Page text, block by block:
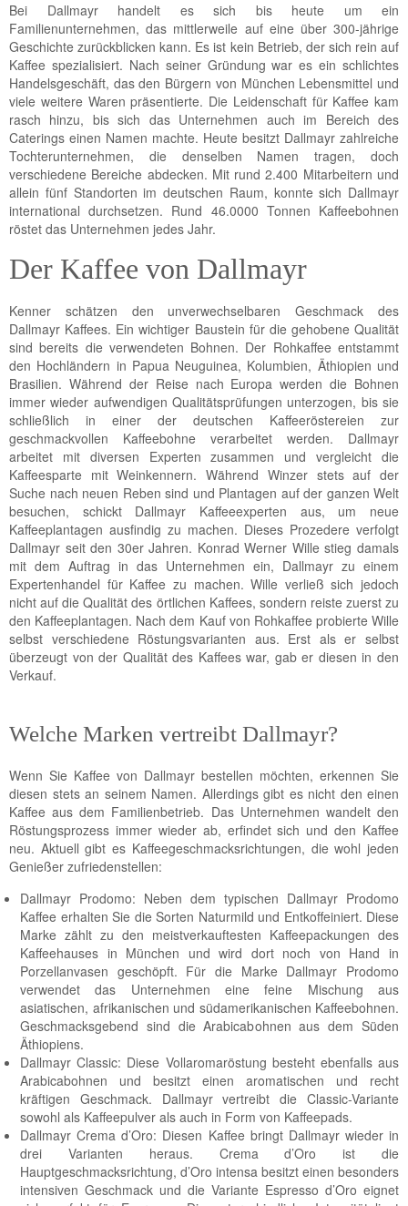
Bei Dallmayr handelt es sich bis heute um ein
Familienunternehmen, das mittlerweile auf eine über 300-jährige
Geschichte zurückblicken kann. Es ist kein Betrieb, der sich rein auf
Kaffee spezialisiert. Nach seiner Gründung war es ein schlichtes
Handelsgeschäft, das den Bürgern von München Lebensmittel und
viele weitere Waren präsentierte. Die Leidenschaft für Kaffee kam
rasch hinzu, bis sich das Unternehmen auch im Bereich des
Caterings einen Namen machte. Heute besitzt Dallmayr zahlreiche
Tochterunternehmen, die denselben Namen tragen, doch
verschiedene Bereiche abdecken. Mit rund 2.400 Mitarbeitern und
allein fünf Standorten im deutschen Raum, konnte sich Dallmayr
international durchsetzen. Rund 46.0000 Tonnen Kaffeebohnen
röstet das Unternehmen jedes Jahr.
Der Kaffee von Dallmayr
Kenner schätzen den unverwechselbaren Geschmack des
Dallmayr Kaffees. Ein wichtiger Baustein für die gehobene Qualität
sind bereits die verwendeten Bohnen. Der Rohkaffee entstammt
den Hochländern in Papua Neuguinea, Kolumbien, Äthiopien und
Brasilien. Während der Reise nach Europa werden die Bohnen
immer wieder aufwendigen Qualitätsprüfungen unterzogen, bis sie
schließlich in einer der deutschen Kaffeeröstereien zur
geschmackvollen Kaffeebohne verarbeitet werden. Dallmayr
arbeitet mit diversen Experten zusammen und vergleicht die
Kaffeesparte mit Weinkennern. Während Winzer stets auf der
Suche nach neuen Reben sind und Plantagen auf der ganzen Welt
besuchen, schickt Dallmayr Kaffeeexperten aus, um neue
Kaffeeplantagen ausfindig zu machen. Dieses Prozedere verfolgt
Dallmayr seit den 30er Jahren. Konrad Werner Wille stieg damals
mit dem Auftrag in das Unternehmen ein, Dallmayr zu einem
Expertenhandel für Kaffee zu machen. Wille verließ sich jedoch
nicht auf die Qualität des örtlichen Kaffees, sondern reiste zuerst zu
den Kaffeeplantagen. Nach dem Kauf von Rohkaffee probierte Wille
selbst verschiedene Röstungsvarianten aus. Erst als er selbst
überzeugt von der Qualität des Kaffees war, gab er diesen in den
Verkauf.
Welche Marken vertreibt Dallmayr?
Wenn Sie Kaffee von Dallmayr bestellen möchten, erkennen Sie
diesen stets an seinem Namen. Allerdings gibt es nicht den einen
Kaffee aus dem Familienbetrieb. Das Unternehmen wandelt den
Röstungsprozess immer wieder ab, erfindet sich und den Kaffee
neu. Aktuell gibt es Kaffeegeschmacksrichtungen, die wohl jeden
Genießer zufriedenstellen:
Dallmayr Prodomo: Neben dem typischen Dallmayr Prodomo
Kaffee erhalten Sie die Sorten Naturmild und Entkoffeiniert. Diese
Marke zählt zu den meistverkauftesten Kaffeepackungen des
Kaffeehauses in München und wird dort noch von Hand in
Porzellanvasen geschöpft. Für die Marke Dallmayr Prodomo
verwendet das Unternehmen eine feine Mischung aus
asiatischen, afrikanischen und südamerikanischen Kaffeebohnen.
Geschmacksgebend sind die Arabicabohnen aus dem Süden
Äthiopiens.
Dallmayr Classic: Diese Vollaromaröstung besteht ebenfalls aus
Arabicabohnen und besitzt einen aromatischen und recht
kräftigen Geschmack. Dallmayr vertreibt die Classic-Variante
sowohl als Kaffeepulver als auch in Form von Kaffeepads.
Dallmayr Crema d’Oro: Diesen Kaffee bringt Dallmayr wieder in
drei Varianten heraus. Crema d’Oro ist die
Hauptgeschmacksrichtung, d’Oro intensa besitzt einen besonders
intensiven Geschmack und die Variante Espresso d’Oro eignet